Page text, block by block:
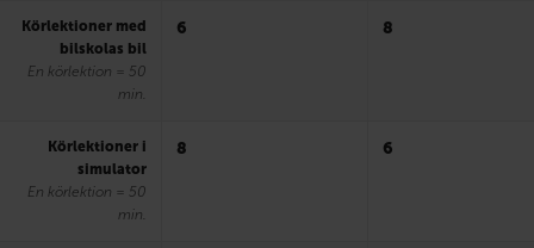
Körlektioner med
bilskolas bil
En körlektion = 50
min.
6 8
Körlektioner i
simulator
En körlektion = 50
min.
8 6